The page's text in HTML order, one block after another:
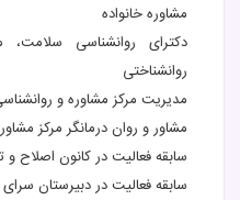
مشاوره خانواده
دکترای روانشناسی
روانشناختی
مدیریت مرکز مشاوره و
مشاور و روان درمانگر مرکز
سابقه فعالیت در کانون اصلاح و
سابقه فعالیت در دبیرستان